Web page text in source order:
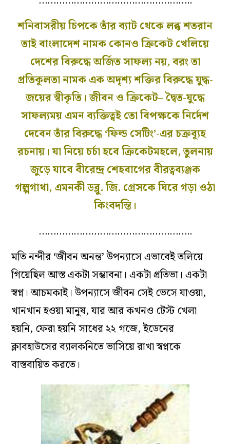
শনিবাসরীয় চিপকে তাঁর ব্যাট থেকে লব্ধ শতরান
তাই বাংলাদেশ নামক কোনও ক্রিকেট খেলিয়ে
দেশের বিরুদ্ধে অর্জিত সাফল্য নয়, বরং তা
প্রতিকূলতা নামক এক অদৃশ্য শক্তির বিরুদ্ধে যুদ্ধ-
জয়ের স্বীকৃতি। জীবন ও ক্রিকেট– দ্বৈত-যুদ্ধে
সাফল্যময় এমন ব্যক্তিত্বই তো বিপক্ষকে নির্দেশ
দেবেন তাঁর বিরুদ্ধে ‘ফিল্ড সেটিং’-এর চক্রব্যূহ
রচনায়। যা নিয়ে চর্চা হবে ক্রিকেটমহলে, তুলনায়
জুড়ে যাবে বীরেন্দ্র শেহবাগের বীরত্বব্যঞ্জক
গল্পগাথা, এমনকী ডব্লু. জি. গ্রেসকে ঘিরে গড়া ওঠা
কিংবদন্তি।
……………………………………………..
মতি নন্দীর ‘জীবন অনন্ত’ উপন্যাসে এভাবেই তলিয়ে
গিয়েছিল আস্ত একটা সম্ভাবনা। একটা প্রতিভা। একটা
স্বপ্ন। আচমকাই। উপন্যাসে জীবন সেই ভেসে যাওয়া,
খানখান হওয়া মানুষ, যার আর কখনও টেস্ট খেলা
হয়নি, ফেরা হয়নি সাধের ২২ গজে, ইডেনের
ক্লাবহাউসের ব্যালকনিতে ভাসিয়ে রাখা স্বপ্নকে
বাস্তবায়িত করতে।